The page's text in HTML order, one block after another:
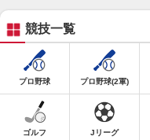
競技一覧
プロ野球 プロ野球(2軍)
ゴルフ Jリーグ